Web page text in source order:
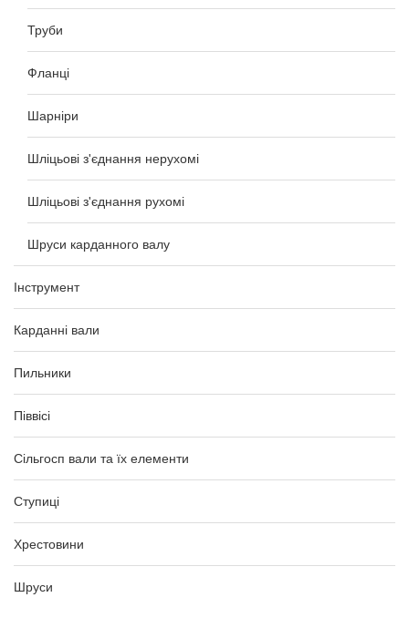
Труби
Фланці
Шарніри
Шліцьові з'єднання нерухомі
Шліцьові з'єднання рухомі
Шруси карданного валу
Інструмент
Карданні вали
Пильники
Піввісі
Сільгосп вали та їх елементи
Ступиці
Хрестовини
Шруси